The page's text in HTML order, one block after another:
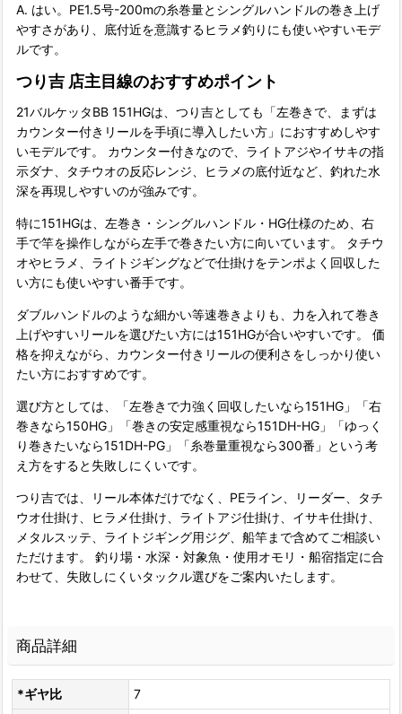
A. はい。PE1.5号-200mの糸巻量とシングルハンドルの巻き上げ
やすさがあり、底付近を意識するヒラメ釣りにも使いやすいモデ
ルです。
つり吉 店主目線のおすすめポイント
21バルケッタBB 151HGは、つり吉としても「左巻きで、まずは
カウンター付きリールを手頃に導入したい方」におすすめしやす
いモデルです。 カウンター付きなので、ライトアジやイサキの指
示ダナ、タチウオの反応レンジ、ヒラメの底付近など、釣れた水
深を再現しやすいのが強みです。
特に151HGは、左巻き・シングルハンドル・HG仕様のため、右
手で竿を操作しながら左手で巻きたい方に向いています。 タチウ
オやヒラメ、ライトジギングなどで仕掛けをテンポよく回収した
い方にも使いやすい番手です。
ダブルハンドルのような細かい等速巻きよりも、力を入れて巻き
上げやすいリールを選びたい方には151HGが合いやすいです。 価
格を抑えながら、カウンター付きリールの便利さをしっかり使い
たい方におすすめです。
選び方としては、「左巻きで力強く回収したいなら151HG」「右
巻きなら150HG」「巻きの安定感重視なら151DH-HG」「ゆっく
り巻きたいなら151DH-PG」「糸巻量重視なら300番」という考
え方をすると失敗しにくいです。
つり吉では、リール本体だけでなく、PEライン、リーダー、タチ
ウオ仕掛け、ヒラメ仕掛け、ライトアジ仕掛け、イサキ仕掛け、
メタルスッテ、ライトジギング用ジグ、船竿まで含めてご相談い
ただけます。 釣り場・水深・対象魚・使用オモリ・船宿指定に合
わせて、失敗しにくいタックル選びをご案内いたします。
商品詳細
*ギヤ比
7